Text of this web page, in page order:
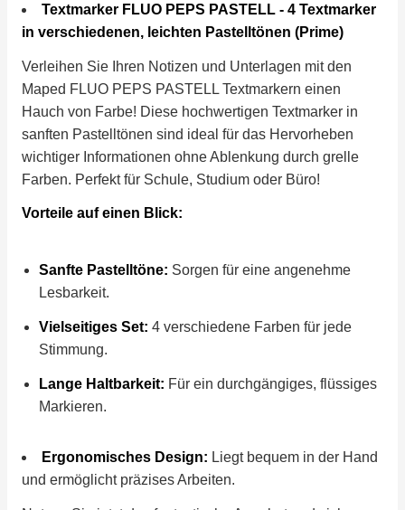
Textmarker FLUO PEPS PASTELL - 4 Textmarker
in verschiedenen, leichten Pastelltönen (Prime)
Verleihen Sie Ihren Notizen und Unterlagen mit den
Maped FLUO PEPS PASTELL Textmarkern einen
Hauch von Farbe! Diese hochwertigen Textmarker in
sanften Pastelltönen sind ideal für das Hervorheben
wichtiger Informationen ohne Ablenkung durch grelle
Farben. Perfekt für Schule, Studium oder Büro!
Vorteile auf einen Blick:
Sanfte Pastelltöne: Sorgen für eine angenehme
Lesbarkeit.
Vielseitiges Set: 4 verschiedene Farben für jede
Stimmung.
Lange Haltbarkeit: Für ein durchgängiges, flüssiges
Markieren.
Ergonomisches Design: Liegt bequem in der Hand
und ermöglicht präzises Arbeiten.